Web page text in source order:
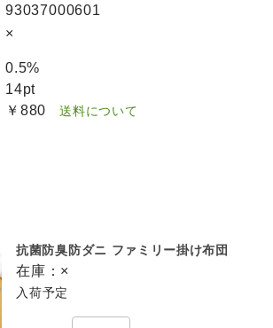
93037000601
×
0.5%
14pt
￥880 送料について
抗菌防臭防ダニ ファミリー掛け布団
在庫： ×
入荷予定